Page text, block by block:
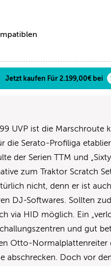
Jetzt kaufen Für 2.199,00€ bei
UVP ist die Marschroute
die Serato-Profiliga
der Serien TTM und
zum Traktor Scratch
nicht, denn er ist
DJ-Softwares. Sollten
via HID möglich. Ein
und gut
Otto-
abschrecken. Doch vor